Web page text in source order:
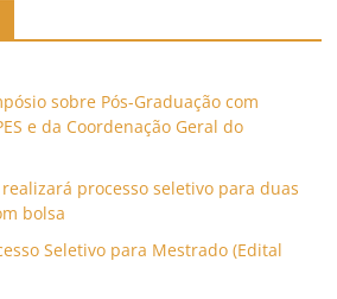
sobre Pós-Graduação com
e da Coordenação Geral do
realizará processo seletivo para duas
bolsa
Seletivo para Mestrado (Edital